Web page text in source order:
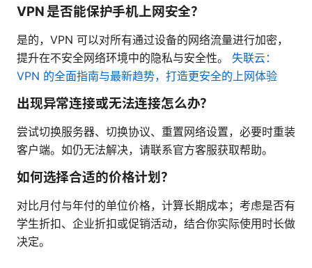
VPN 是否能保护手机上网安全？
是的，VPN 可以对所有通过设备的网络流量进行加密，
提升在不安全网络环境中的隐私与安全性。 失联云：
VPN 的全面指南与最新趋势，打造更安全的上网体验
出现异常连接或无法连接怎么办？
尝试切换服务器、切换协议、重置网络设置，必要时重装
客户端。如仍无法解决，请联系官方客服获取帮助。
如何选择合适的价格计划？
对比月付与年付的单位价格，计算长期成本；考虑是否有
学生折扣、企业折扣或促销活动，结合你实际使用时长做
决定。